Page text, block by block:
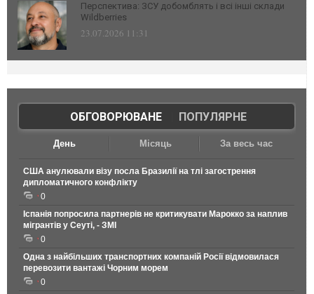
Перспектива: ЗСУ добомблять і всі інші склади
Wildberries
23.07.2026 11:31
ОБГОВОРЮВАНЕ| ПОПУЛЯРНЕ
День Місяць За весь час
США анулювали візу посла Бразилії на тлі загострення
дипломатичного конфлікту
0
Іспанія попросила партнерів не критикувати Марокко за наплив
мігрантів у Сеуті, - ЗМІ
0
Одна з найбільших транспортних компаній Росії відмовилася
перевозити вантажі Чорним морем
0